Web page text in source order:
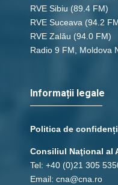
RVE Sibiu (89.4 FM)
RVE Suceava (94.2
RVE Zalău (94.0 FM)
Radio 9 FM, Moldova
Informații legale
Politica de
Consiliul Naţional al
Tel: +40 (0)21 305
Email: cna@cna.ro